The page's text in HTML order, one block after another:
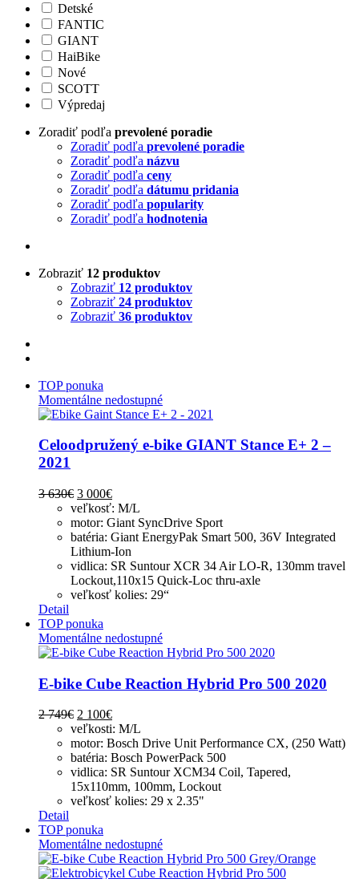
Detské
FANTIC
GIANT
HaiBike
Nové
SCOTT
Výpredaj
Zoradiť podľa prevolené poradie
Zoradiť podľa prevolené poradie
Zoradiť podľa názvu
Zoradiť podľa ceny
Zoradiť podľa dátumu pridania
Zoradiť podľa popularity
Zoradiť podľa hodnotenia
Zobraziť 12 produktov
Zobraziť 12 produktov
Zobraziť 24 produktov
Zobraziť 36 produktov
TOP ponuka
Momentálne nedostupné
Celoodpružený e-bike GIANT Stance E+ 2 –
2021
3 630€ 3 000€
veľkosť: M/L
motor: Giant SyncDrive Sport
batéria: Giant EnergyPak Smart 500, 36V Integrated
Lithium-Ion
vidlica: SR Suntour XCR 34 Air LO-R, 130mm travel
Lockout,110x15 Quick-Loc thru-axle
veľkosť kolies: 29“
Detail
TOP ponuka
Momentálne nedostupné
E-bike Cube Reaction Hybrid Pro 500 2020
2 749€ 2 100€
veľkosti: M/L
motor: Bosch Drive Unit Performance CX, (250 Watt)
batéria: Bosch PowerPack 500
vidlica: SR Suntour XCM34 Coil, Tapered,
15x110mm, 100mm, Lockout
veľkosť kolies: 29 x 2.35"
Detail
TOP ponuka
Momentálne nedostupné